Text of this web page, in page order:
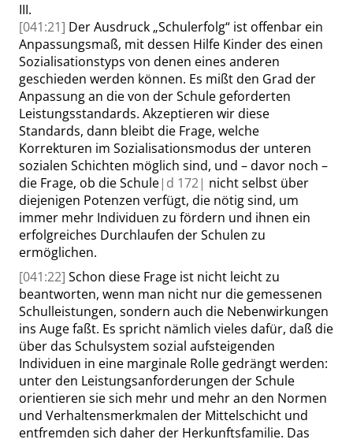
III.
[041:21] Der Ausdruck „Schulerfolg“ ist offenbar ein
Anpassungsmaß, mit dessen Hilfe Kinder des einen
Sozialisationstyps von denen eines anderen
geschieden werden können. Es mißt den Grad der
Anpassung an die von der Schule geforderten
Leistungsstandards. Akzeptieren wir diese
Standards, dann bleibt die Frage, welche
Korrekturen im Sozialisationsmodus der unteren
sozialen Schichten möglich sind, und – davor noch –
die Frage, ob die Schule| d 172| nicht selbst über
diejenigen Potenzen verfügt, die nötig sind, um
immer mehr Individuen zu fördern und ihnen ein
erfolgreiches Durchlaufen der Schulen zu
ermöglichen.
[041:22] Schon diese Frage ist nicht leicht zu
beantworten, wenn man nicht nur die gemessenen
Schulleistungen, sondern auch die Nebenwirkungen
ins Auge faßt. Es spricht nämlich vieles dafür, daß die
über das Schulsystem sozial aufsteigenden
Individuen in eine marginale Rolle gedrängt werden:
unter den Leistungsanforderungen der Schule
orientieren sie sich mehr und mehr an den Normen
und Verhaltensmerkmalen der Mittelschicht und
entfremden sich daher der Herkunftsfamilie. Das